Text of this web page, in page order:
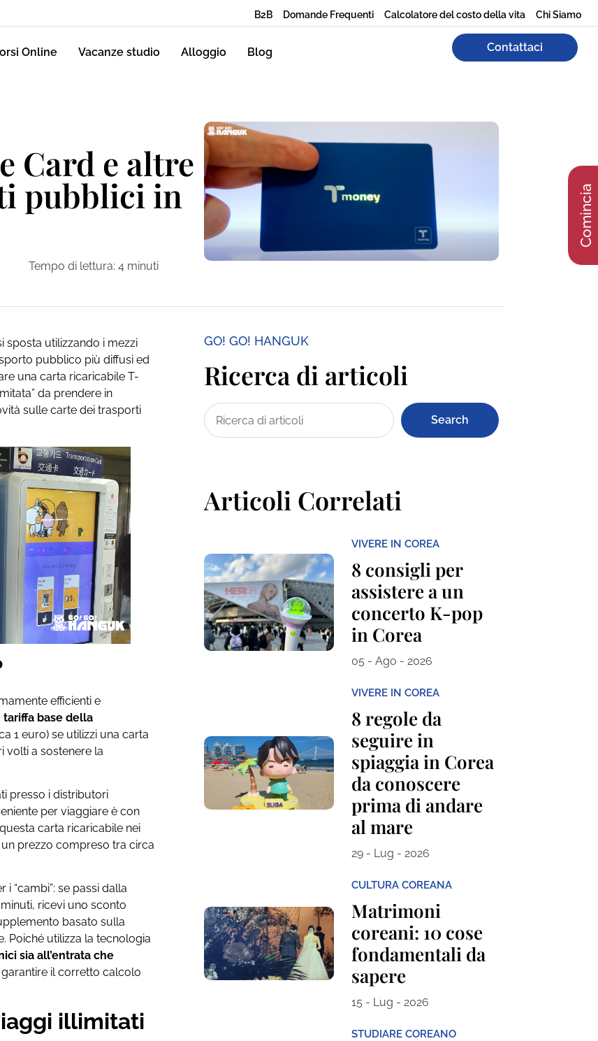
B2B Domande Frequenti Calcolatore del costo della vita Chi Siamo
Online Vacanze studio Alloggio Blog Contattaci
Comincia
Card e altre
pubblici in
Tempo di lettura: 4 minuti
sposta utilizzando i mezzi
pubblico più diffusi ed
una carta ricaricabile T-
da prendere in
sulle carte dei trasporti
efficienti e
tariffa base della
1 euro) se utilizzi una carta
volti a sostenere la
presso i distributori
per viaggiare è con
carta ricaricabile nei
prezzo compreso tra circa
“cambi”: se passi dalla
ricevi uno sconto
basato sulla
Poiché utilizza la tecnologia
sia all’entrata che
il corretto calcolo
illimitati
GO! GO! HANGUK
Ricerca di articoli
Search
Articoli Correlati
VIVERE IN COREA
8 consigli per
assistere a un
concerto K-pop
in Corea
05 - Ago - 2026
VIVERE IN COREA
8 regole da
seguire in
spiaggia in Corea
da conoscere
prima di andare
al mare
29 - Lug - 2026
CULTURA COREANA
Matrimoni
coreani: 10 cose
fondamentali da
sapere
15 - Lug - 2026
STUDIARE COREANO